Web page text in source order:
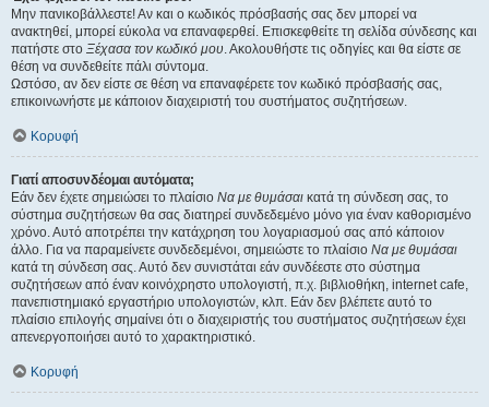
Μην πανικοβάλλεστε! Αν και ο κωδικός πρόσβασής σας δεν μπορεί να
ανακτηθεί, μπορεί εύκολα να επαναφερθεί. Επισκεφθείτε τη σελίδα σύνδεσης και
πατήστε στο Ξέχασα τον κωδικό μου. Ακολουθήστε τις οδηγίες και θα είστε σε
θέση να συνδεθείτε πάλι σύντομα.
Ωστόσο, αν δεν είστε σε θέση να επαναφέρετε τον κωδικό πρόσβασής σας,
επικοινωνήστε με κάποιον διαχειριστή του συστήματος συζητήσεων.
Κορυφή
Γιατί αποσυνδέομαι αυτόματα;
Εάν δεν έχετε σημειώσει το πλαίσιο Να με θυμάσαι κατά τη σύνδεση σας, το
σύστημα συζητήσεων θα σας διατηρεί συνδεδεμένο μόνο για έναν καθορισμένο
χρόνο. Αυτό αποτρέπει την κατάχρηση του λογαριασμού σας από κάποιον
άλλο. Για να παραμείνετε συνδεδεμένοι, σημειώστε το πλαίσιο Να με θυμάσαι
κατά τη σύνδεση σας. Αυτό δεν συνιστάται εάν συνδέεστε στο σύστημα
συζητήσεων από έναν κοινόχρηστο υπολογιστή, π.χ. βιβλιοθήκη, internet cafe,
πανεπιστημιακό εργαστήριο υπολογιστών, κλπ. Εάν δεν βλέπετε αυτό το
πλαίσιο επιλογής σημαίνει ότι ο διαχειριστής του συστήματος συζητήσεων έχει
απενεργοποιήσει αυτό το χαρακτηριστικό.
Κορυφή